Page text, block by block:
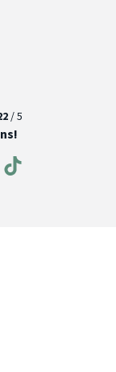
/ 5